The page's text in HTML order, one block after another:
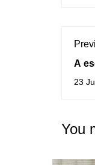
A
23
You